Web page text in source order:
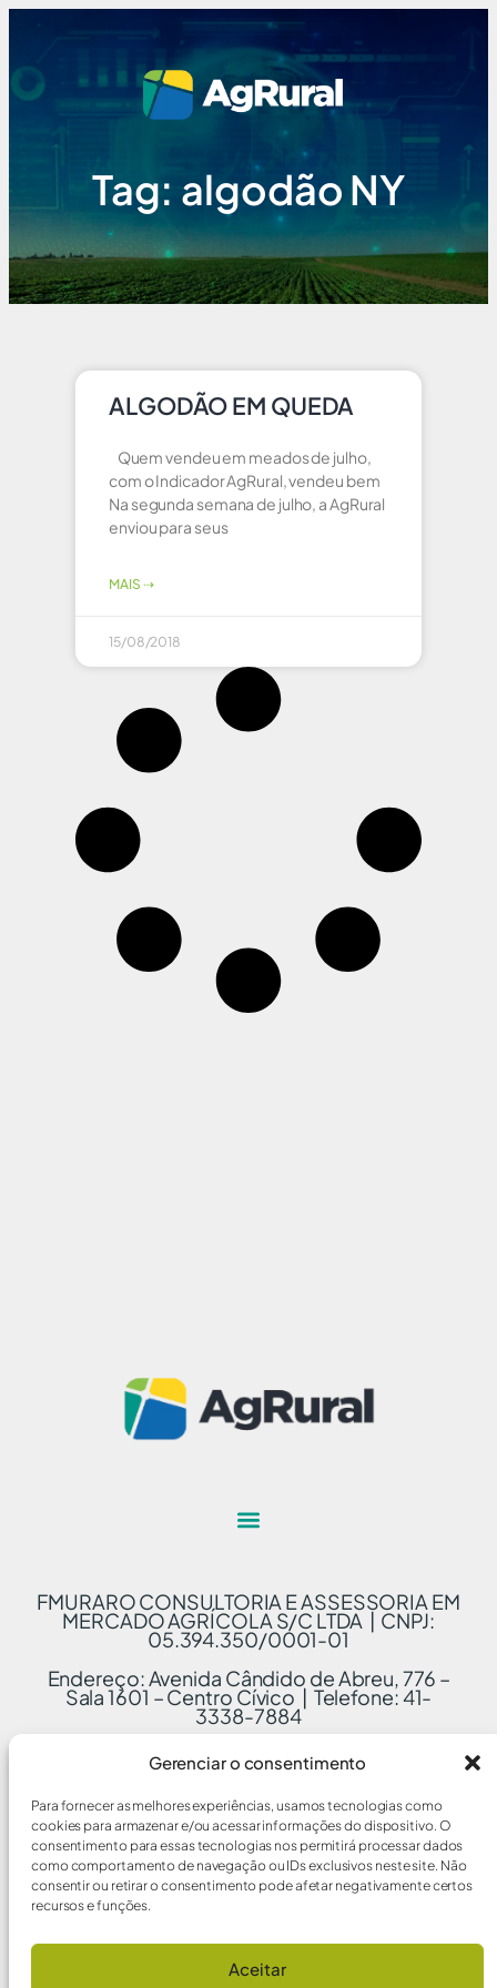
Gerenciar o consentimento
Para fornecer as melhores experiências, usamos tecnologias como
cookies para armazenar e/ou acessar informações do dispositivo. O
consentimento para essas tecnologias nos permitirá processar dados
como comportamento de navegação ou IDs exclusivos neste site. Não
consentir ou retirar o consentimento pode afetar negativamente certos
recursos e funções.
Aceitar
Tag: algodão NY
ALGODÃO EM QUEDA
Quem vendeu em meados de julho,
com o Indicador AgRural, vendeu bem
Na segunda semana de julho, a AgRural
enviou para seus
MAIS ⇢
15/08/2018
FMURARO CONSULTORIA E ASSESSORIA EM
MERCADO AGRÍCOLA S/C LTDA | CNPJ:
05.394.350/0001-01
Endereço: Avenida Cândido de Abreu, 776 –
Sala 1601 – Centro Cívico | Telefone: 41-
3338-7884